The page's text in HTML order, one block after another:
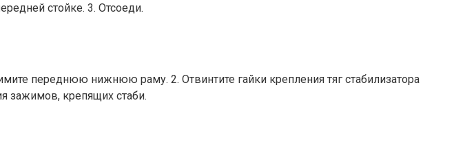
стойке. 3. Отсоеди.
переднюю нижнюю раму. 2. Отвинтите гайки крепления тяг стабилизатора
зажимов, крепящих стаби.